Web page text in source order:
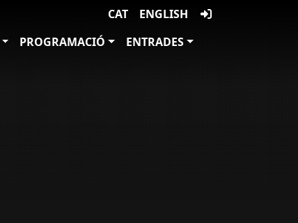
CAT
ENGLISH
PROGRAMACIÓ
ENTRADES